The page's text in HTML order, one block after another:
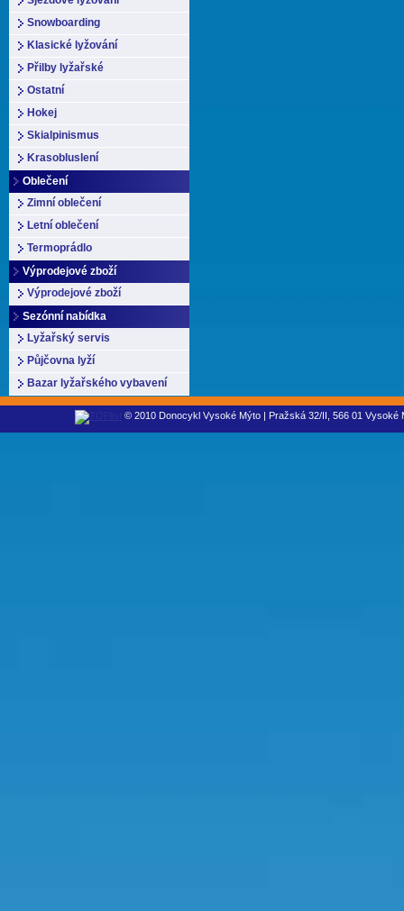
Snowboarding
Klasické lyžování
Přilby lyžařské
Ostatní
Hokej
Skialpinismus
Krasobluslení
Oblečení
Zimní oblečení
Letní oblečení
Termoprádlo
Výprodejové zboží
Výprodejové zboží
Sezónní nabídka
Lyžařský servis
Půjčovna lyží
Bazar lyžařského vybavení
© 2010 Donocykl Vysoké Mýto | Pražská 32/II, 566 01 Vysoké